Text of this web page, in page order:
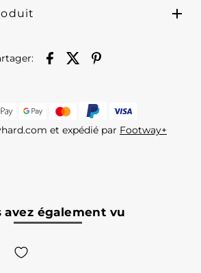
et expédié par Footway+
avez également vu